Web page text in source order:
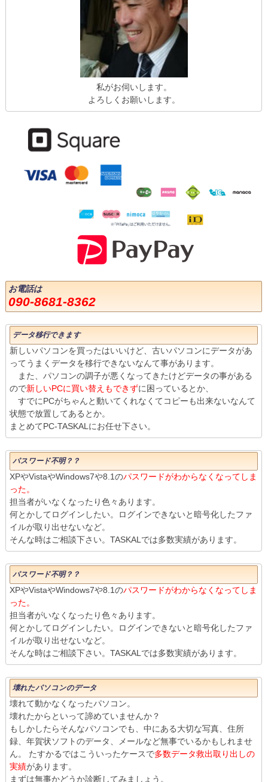
私がお伺いします。
よろしくお願いします。
お電話は
090-8681-8362
データ移行できます
新しいパソコンを買ったはいいけど、古いパソコンにデータがあ
ってうまくデータを移行できないなんて事があります。
また、パソコンの調子が悪くなってきたけどデータの事がある
ので新しいPCに買い替えもできずに困っているとか、
すでにPCがちゃんと動いてくれなくてコピーも出来ないなんて
状態で放置してあるとか。
まとめてPC-TASKALにお任せ下さい。
パスワード不明？？
XPやVistaやWindows7や8.1のパスワードがわからなくなってしま
った。
担当者がいなくなったり色々あります。
何とかしてログインしたい。ログインできないと暗号化したファ
イルが取り出せないなど。
そんな時はご相談下さい。TASKALでは多数実績があります。
パスワード不明？？
XPやVistaやWindows7や8.1のパスワードがわからなくなってしま
った。
担当者がいなくなったり色々あります。
何とかしてログインしたい。ログインできないと暗号化したファ
イルが取り出せないなど。
そんな時はご相談下さい。TASKALでは多数実績があります。
壊れたパソコンのデータ
壊れて動かなくなったパソコン。
壊れたからといって諦めていませんか？
もしかしたらそんなパソコンでも、中にある大切な写真、住所
録、年賀状ソフトのデータ、メールなど無事でいるかもしれませ
ん。 たすかるではこういったケースで多数データ救出取り出しの
実績があります。
まずは無事かどうか診断してみましょう。